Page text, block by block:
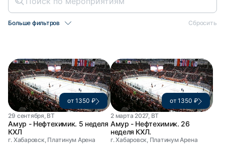
Больше фильтров Сбросить
от 1350 ₽
29 сентября, ВТ
Амур - Нефтехимик. 5 неделя
КХЛ
г. Хабаровск, Платинум Арена
от 1350 ₽
2 марта 2027, ВТ
Амур - Нефтехимик. 26
неделя КХЛ.
г. Хабаровск, Платинум Арена